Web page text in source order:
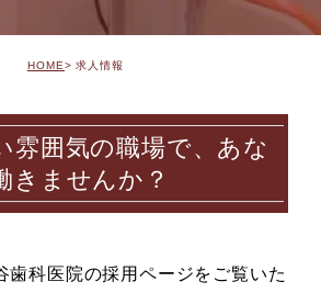
HOME 求人情報
雰囲気の職場で、あな
きませんか？
歯科医院の採用ページをご覧いた